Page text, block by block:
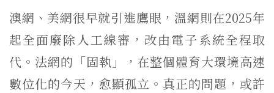
澳網、美網很早就引進鷹眼，溫網則在2025年
起全面廢除人工線審，改由電子系統全程取
代。法網的「固執」，在整個體育大環境高速
數位化的今天，愈顯孤立。真正的問題，或許